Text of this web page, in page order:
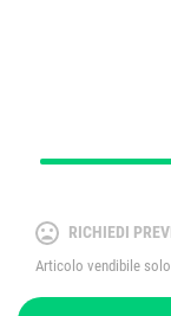
RICHIEDI
Articolo vendibile